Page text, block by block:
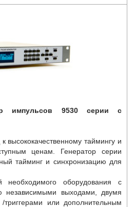
импульсов 9530 серии с
высококачественному таймингу и
ценам. Генератор серии
тайминг и синхронизацию для
оборудования с
независимыми выходами, двумя
или дополнительным